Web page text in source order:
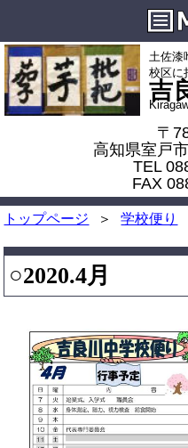
土佐漆
校区に
吉
〒
高知県室戸
TEL
FAX
トップページ 学校便り
○2020.4月